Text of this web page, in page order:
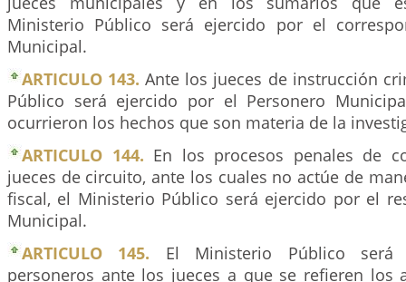
Ministerio Público será ejercido por el
Municipal.
ARTICULO 143. Ante los jueces de instrucción
Público será ejercido por el Personero
ocurrieron los hechos que son materia de la
ARTICULO 144. En los procesos penales de
jueces de circuito, ante los cuales no actúe de
fiscal, el Ministerio Público será ejercido por el
Municipal.
ARTICULO 145. El Ministerio Público
personeros ante los jueces a que se refieren los